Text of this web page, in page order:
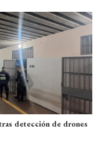
detección de drones